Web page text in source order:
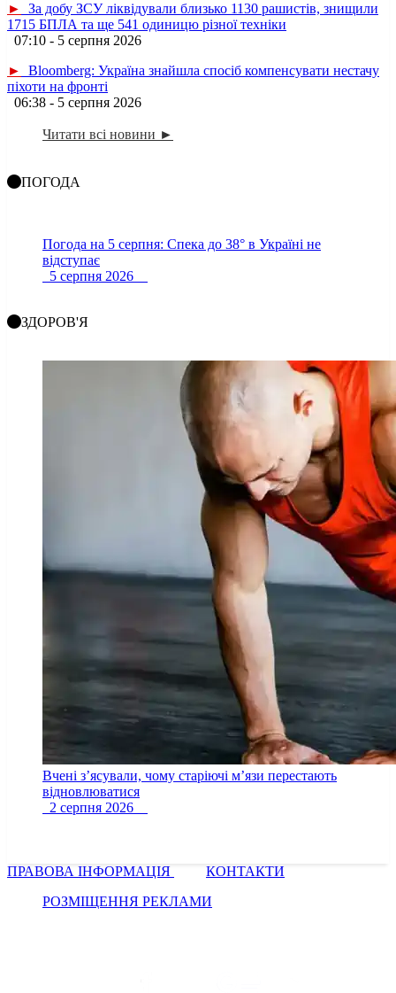
►
За добу ЗСУ ліквідували близько 1130 рашистів, знищили
1715 БПЛА та ще 541 одиницю різної техніки
07:10 - 5 серпня 2026
►
Bloomberg: Україна знайшла спосіб компенсувати нестачу
піхоти на фронті
06:38 - 5 серпня 2026
Читати всі новини ►
ПОГОДА
Погода на 5 серпня: Спека до 38° в Україні не
відступає
5 серпня 2026
ЗДОРОВ'Я
Вчені з’ясували, чому старіючі м’язи перестають
відновлюватися
2 серпня 2026
ПРАВОВА ІНФОРМАЦІЯ
КОНТАКТИ
РОЗМІЩЕННЯ РЕКЛАМИ